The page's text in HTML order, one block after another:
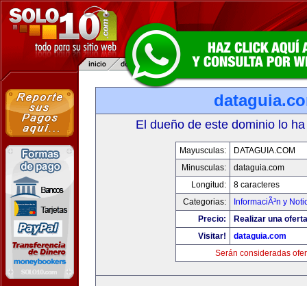
El dueño de este dominio lo
Mayusculas:
DATAGUIA.COM
Minusculas:
dataguia.com
Longitud:
8 caracteres
Categorias:
InformaciÃ³n y
Precio:
Realizar una
Visitar!
dataguia.com
Serán consideradas